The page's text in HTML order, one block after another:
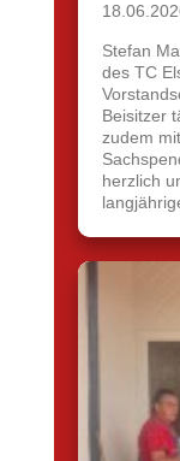
Stefan
des TC
Beisitzer
zudem
herzlich